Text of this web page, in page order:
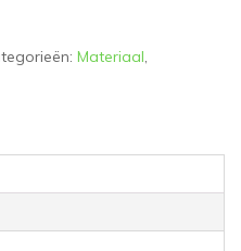
Materiaal,